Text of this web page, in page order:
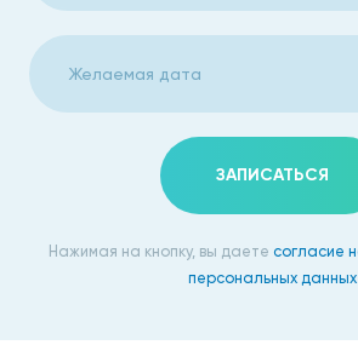
Также на основании СМАД наши
просчитать прогноз последствий
до мониторинга лечения.
ЗАПИСАТЬСЯ
Нажимая на кнопку, вы даете согласие
персональных данных